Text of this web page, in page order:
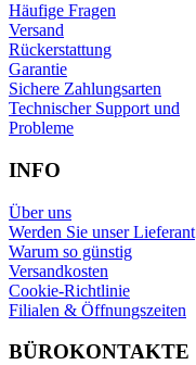
Häufige Fragen
Versand
Rückerstattung
Garantie
Sichere Zahlungsarten
Technischer Support und
Probleme
INFO
Über uns
Werden Sie unser Lieferant
Warum so günstig
Versandkosten
Cookie-Richtlinie
Filialen & Öffnungszeiten
BÜROKONTAKTE